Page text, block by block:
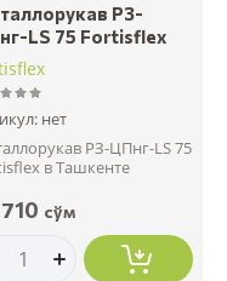
РЗ-
LS 75 Fortisflex
нет
РЗ-ЦПнг-LS 75
в Ташкенте
сўм